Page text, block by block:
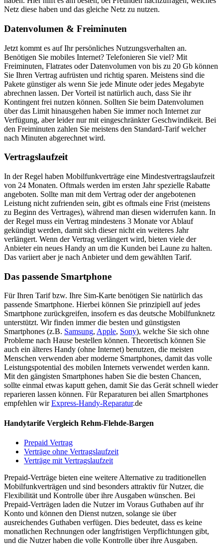
Netz diese haben und das gleiche Netz zu nutzen.
Datenvolumen & Freiminuten
Jetzt kommt es auf Ihr persönliches Nutzungsverhalten an.
Benötigen Sie mobiles Internet? Telefonieren Sie viel? Mit
Freiminuten, Flatrates oder Datenvolumen von bis zu 20 Gb können
Sie Ihren Vertrag aufrüsten und richtig sparen. Meistens sind die
Pakete günstiger als wenn Sie jede Minute oder jedes Megabyte
abrechnen lassen. Der Vorteil ist natürlich auch, dass Sie ihr
Kontingent frei nutzen können. Sollten Sie beim Datenvolumen
über das Limit hinausgehen haben Sie immer noch Internet zur
Verfügung, aber leider nur mit eingeschränkter Geschwindikeit. Bei
den Freiminuten zahlen Sie meistens den Standard-Tarif welcher
nach Minuten abgerechnet wird.
Vertragslaufzeit
In der Regel haben Mobilfunkverträge eine Mindestvertragslaufzeit
von 24 Monaten. Oftmals werden im ersten Jahr spezielle Rabatte
angeboten. Sollte man mit dem Vertrag oder der angebotenen
Leistung nicht zufrienden sein, gibt es oftmals eine Frist (meistens
zu Beginn des Vertrages), während man diesen widerrufen kann. In
der Regel muss ein Vertrag mindestens 3 Monate vor Ablauf
gekündigt werden, damit sich dieser nicht ein weiteres Jahr
verlängert. Wenn der Vertrag verlängert wird, bieten viele der
Anbieter ein neues Handy an um die Kunden bei Laune zu halten.
Das variiert aber je nach Anbieter und dem gewählten Tarif.
Das passende Smartphone
Für Ihren Tarif bzw. Ihre Sim-Karte benötigen Sie natürlich das
passende Smartphone. Hierbei können Sie prinzipiell auf jedes
Smartphone zurückgreifen, insofern es das deutsche Mobilfunknetz
unterstützt. Wir finden immer die besten und günstigsten
Smartphones (z.B. Samsung, Apple, Sony), welche Sie sich ohne
Probleme nach Hause bestellen können. Theoretisch können Sie
auch ein älteres Handy (ohne Internet) benutzen, die meisten
Menschen verwenden aber moderne Smartphones, damit das volle
Leistungspotential des mobilen Internets verwendet werden kann.
Mit den gängisten Smartphones haben Sie die besten Chancen,
sollte einmal etwas kaputt gehen, damit Sie das Gerät schnell wieder
reparieren lassen können. Für Reparaturen bei allen Smartphones
empfehlen wirExpress-Handy-Reparatur.de
Handytarife Vergleich Rehm-Flehde-Bargen
Prepaid Vertrag
Verträge ohne Vertragslaufzeit
Verträge mit Vertragslaufzeit
Prepaid-Verträge bieten eine weitere Alternative zu traditionellen
Mobilfunkverträgen und sind besonders attraktiv für Nutzer, die
Flexibilität und Kontrolle über ihre Ausgaben wünschen. Bei
Prepaid-Verträgen laden die Nutzer im Voraus Guthaben auf ihr
Konto und können den Dienst nutzen, solange sie über
ausreichendes Guthaben verfügen. Dies bedeutet, dass es keine
monatlichen Rechnungen oder langfristigen Verpflichtungen gibt,
und die Nutzer haben die volle Kontrolle über ihre Ausgaben.